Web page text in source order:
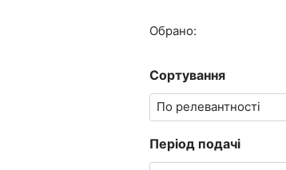
Обрано:
Сортування
Період подачі